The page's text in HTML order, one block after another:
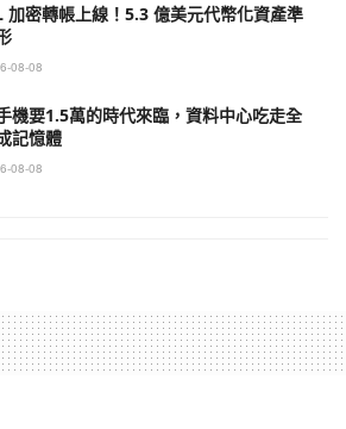
加密轉帳上線！5.3 億美元代幣化資產準
08-08
機要1.5萬的時代來臨，資料中心吃走全
記憶體
08-08